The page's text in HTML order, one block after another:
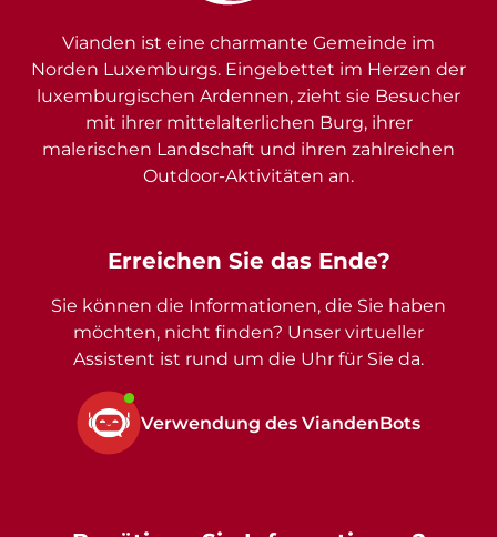
Erreichen Sie das Ende?
Sie können die Informationen, die Sie haben
möchten, nicht finden? Unser virtueller
Assistent ist rund um die Uhr für Sie da.
Verwendung des ViandenBots
Vianden ist eine charmante Gemeinde im
Norden Luxemburgs. Eingebettet im Herzen der
luxemburgischen Ardennen, zieht sie Besucher
mit ihrer mittelalterlichen Burg, ihrer
malerischen Landschaft und ihren zahlreichen
Outdoor-Aktivitäten an.